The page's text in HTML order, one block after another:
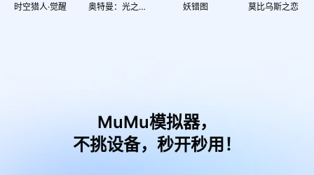
时空猎人·觉醒 奥特曼：光之战士 妖错图 莫比乌斯之恋
MuMu模拟器，
不挑设备，秒开秒用！